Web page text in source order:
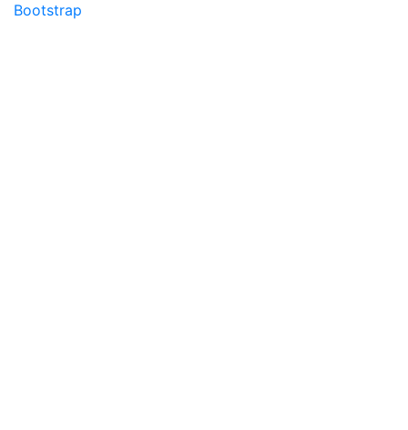
Bootstrap